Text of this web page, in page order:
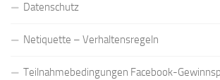
Datenschutz
Netiquette – Verhaltensregeln
Teilnahmebedingungen Facebook-